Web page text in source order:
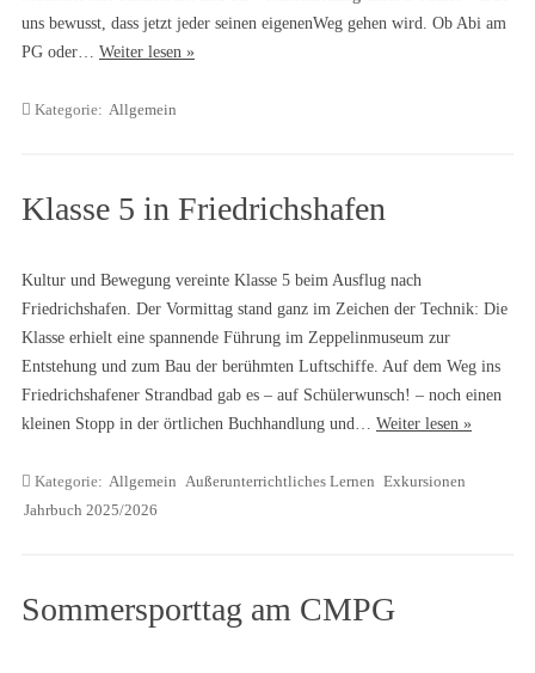
uns bewusst, dass jetzt jeder seinen eigenenWeg gehen wird. Ob Abi am
PG oder… Weiter lesen »
Kategorie: Allgemein
Klasse 5 in Friedrichshafen
Kultur und Bewegung vereinte Klasse 5 beim Ausflug nach
Friedrichshafen. Der Vormittag stand ganz im Zeichen der Technik: Die
Klasse erhielt eine spannende Führung im Zeppelinmuseum zur
Entstehung und zum Bau der berühmten Luftschiffe. Auf dem Weg ins
Friedrichshafener Strandbad gab es – auf Schülerwunsch! – noch einen
kleinen Stopp in der örtlichen Buchhandlung und… Weiter lesen »
Kategorie: Allgemein Außerunterrichtliches Lernen Exkursionen
Jahrbuch 2025/2026
Sommersporttag am CMPG